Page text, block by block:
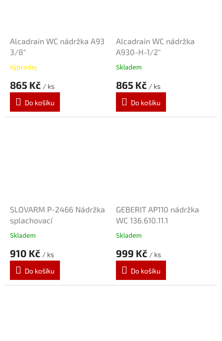
Alcadrain WC nádržka A93
3/8"
Výprodej
865 Kč / ks
Do košíku
Alcadrain WC nádržka
A930-H-1/2"
Skladem
865 Kč / ks
Do košíku
SLOVARM P-2466 Nádržka
splachovací
Skladem
910 Kč / ks
Do košíku
GEBERIT AP110 nádržka
WC 136.610.11.1
Skladem
999 Kč / ks
Do košíku